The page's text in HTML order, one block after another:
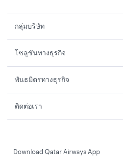
กลุ่มบริษัท
โซลูชันทางธุรกิจ
พันธมิตรทางธุรกิจ
ติดต่อเรา
Download Qatar Airways App